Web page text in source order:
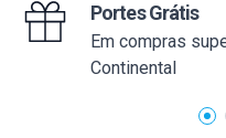
Portes Grátis
Em compras
Continental